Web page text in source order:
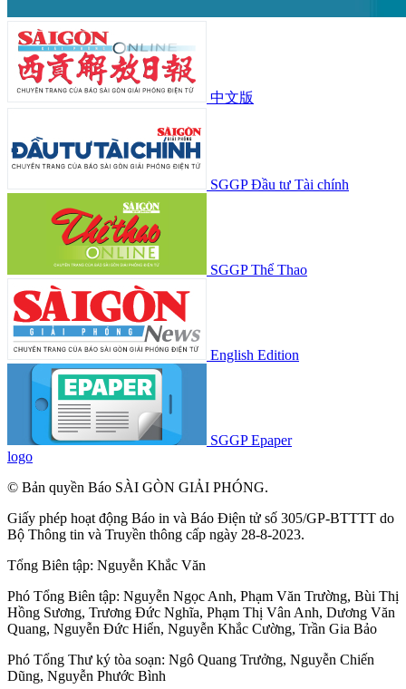
中文版
SGGP Đầu tư Tài chính
SGGP Thể Thao
English Edition
SGGP Epaper
logo
© Bản quyền Báo SÀI GÒN GIẢI PHÓNG.
Giấy phép hoạt động Báo in và Báo Điện tử số 305/GP-BTTTT do
Bộ Thông tin và Truyền thông cấp ngày 28-8-2023.
Tổng Biên tập: Nguyễn Khắc Văn
Phó Tổng Biên tập: Nguyễn Ngọc Anh, Phạm Văn Trường, Bùi Thị
Hồng Sương, Trương Đức Nghĩa, Phạm Thị Vân Anh, Dương Văn
Quang, Nguyễn Đức Hiển, Nguyễn Khắc Cường, Trần Gia Bảo
Phó Tổng Thư ký tòa soạn: Ngô Quang Trưởng, Nguyễn Chiến
Dũng, Nguyễn Phước Bình